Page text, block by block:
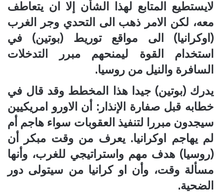
لايستطيع المتابع لهذا الشأن إلا ان يتعاطف
معه، لكن الامر ذهب الى التحدي وجر الغرب
(اوكرانيا) الى مواقع توريط (بوتين) في
استخدام القوة ليمنحهم مبرر التدخلات
السافرة والنيل من روسيا.
يدرك (بوتين) جيدا هذا المخطط وقد قال في
خطابه قبل صفارة الإنذار: أن الاورو امريكيين
سيجدون مبررا لتنفيذ العقوبات سواء هاجم أم
لم يهاجم اوكرانيا. يعرف من وقت مبكر أن
(روسيا) هدف مهم واستراتيجي للغرب، وأنها
مسألة وقت، وأن او كرانيا من سيتولى دور
الضحية.